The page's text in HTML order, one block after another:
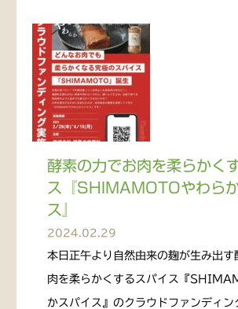
酵素の力でお肉を柔らかく
ス『SHIMAMOTOやわら
ス』
2024.02.29
本日正午より自然由来の麹が生み出す
肉を柔らかくするスパイス『
かスパイス』のクラウドファンディン